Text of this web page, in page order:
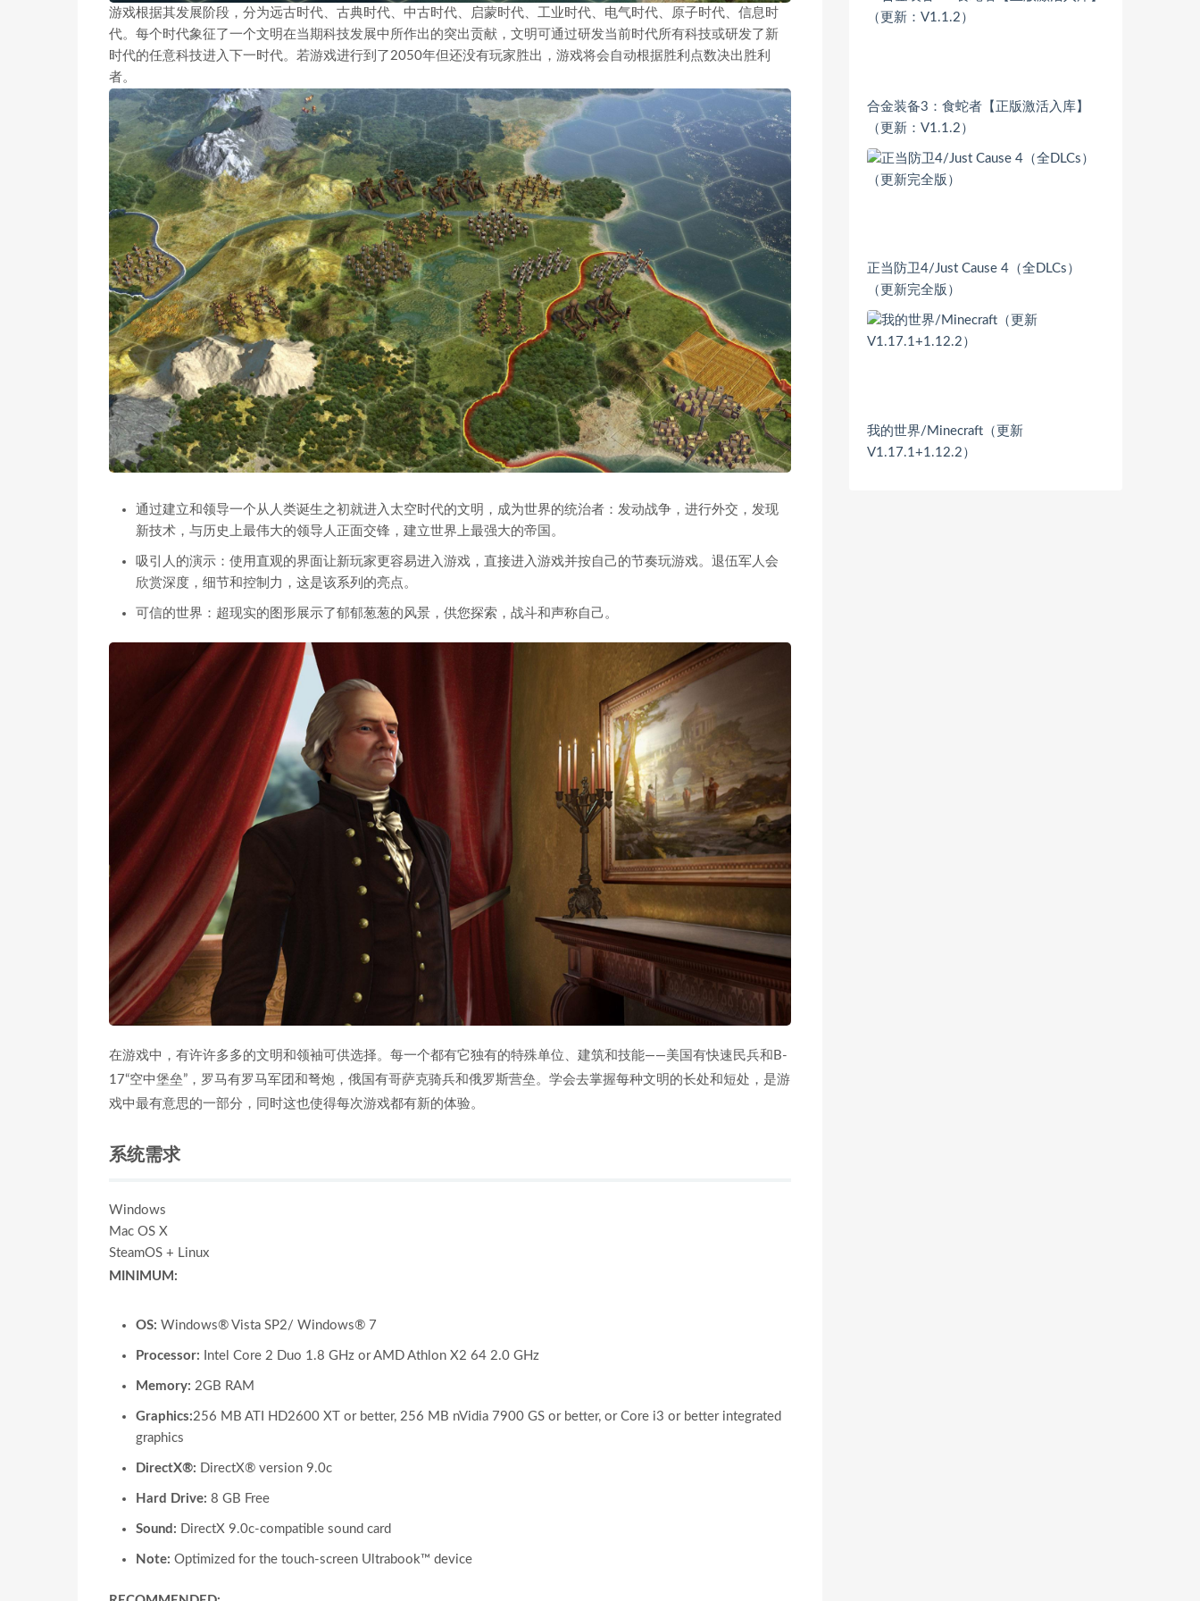
游戏根据其发展阶段，分为远古时代、古典时代、中古时代、启蒙时代、工业时代、电气时代、原子时代、信息时
代。每个时代象征了一个文明在当期科技发展中所作出的突出贡献，文明可通过研发当前时代所有科技或研发了新
时代的任意科技进入下一时代。若游戏进行到了2050年但还没有玩家胜出，游戏将会自动根据胜利点数决出胜利
者。
通过建立和领导一个从人类诞生之初就进入太空时代的文明，成为世界的统治者：发动战争，进行外交，发现
新技术，与历史上最伟大的领导人正面交锋，建立世界上最强大的帝国。
吸引人的演示：使用直观的界面让新玩家更容易进入游戏，直接进入游戏并按自己的节奏玩游戏。退伍军人会
欣赏深度，细节和控制力，这是该系列的亮点。
可信的世界：超现实的图形展示了郁郁葱葱的风景，供您探索，战斗和声称自己。
在游戏中，有许许多多的文明和领袖可供选择。每一个都有它独有的特殊单位、建筑和技能——美国有快速民兵和B-
17“空中堡垒”，罗马有罗马军团和弩炮，俄国有哥萨克骑兵和俄罗斯营垒。学会去掌握每种文明的长处和短处，是游
戏中最有意思的一部分，同时这也使得每次游戏都有新的体验。
系统需求
Windows
Mac OS X
SteamOS + Linux
MINIMUM:
OS: Windows® Vista SP2/ Windows® 7
Processor: Intel Core 2 Duo 1.8 GHz or AMD Athlon X2 64 2.0 GHz
Memory: 2GB RAM
Graphics:256 MB ATI HD2600 XT or better, 256 MB nVidia 7900 GS or better, or Core i3 or better integrated
graphics
DirectX®: DirectX® version 9.0c
Hard Drive: 8 GB Free
Sound: DirectX 9.0c-compatible sound card
Note: Optimized for the touch-screen Ultrabook™ device
合金装备3：食蛇者【正版激活入库】
（更新：V1.1.2）
正当防卫4/Just Cause 4（全DLCs）
（更新完全版）
我的世界/Minecraft（更新
V1.17.1+1.12.2）